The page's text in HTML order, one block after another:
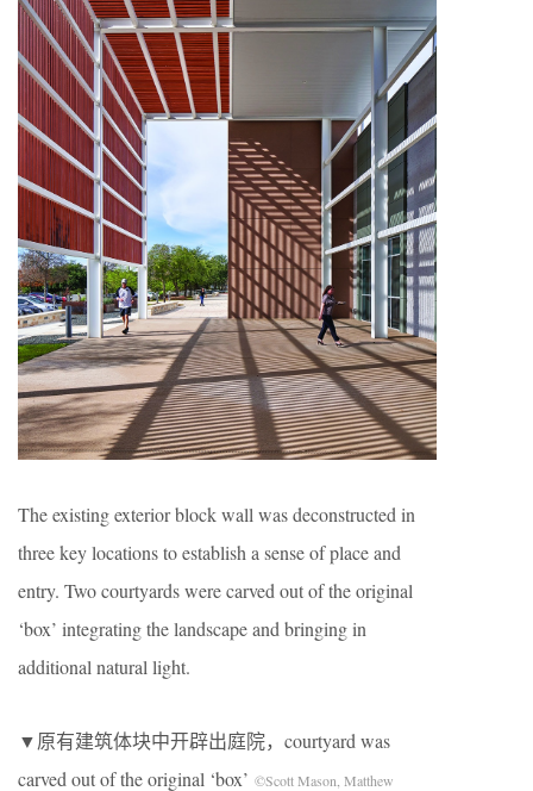
The existing exterior block wall was deconstructed in
three key locations to establish a sense of place and
entry. Two courtyards were carved out of the original
‘box’ integrating the landscape and bringing in
additional natural light.
▼原有建筑体块中开辟出庭院，courtyard was
carved out of the original ‘box’ ©Scott Mason, Matthew